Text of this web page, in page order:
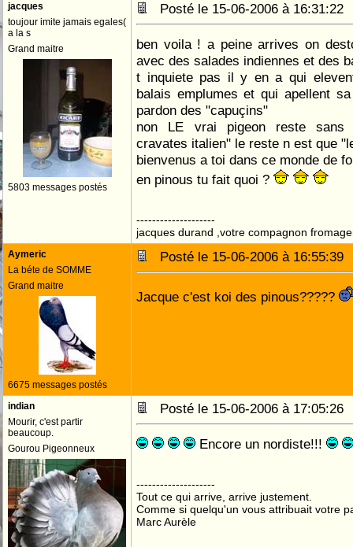
jacques
toujour imite jamais egales(
a la s
Grand maitre
5803 messages postés
Posté le 15-06-2006 à
ben voila ! a peine arrives on
avec des salades indiennes et des
t inquiete pas il y en a qui
balais emplumes et qui apellent
pardon des "capuçins"
non LE vrai pigeon reste sans
cravates italien" le reste n est que
bienvenus a toi dans ce monde de
en pinous tu fait quoi ?
--------------------
jacques durand ,votre compagnon
Aymeric
La béte de SOMME
Grand maitre
6675 messages postés
Posté le 15-06-2006 à
Jacque c'est koi des pinous?????
indian
Mourir, c'est partir
beaucoup.
Gourou Pigeonneux
Posté le 15-06-2006 à
Encore un nordiste!!!
--------------------
Tout ce qui arrive, arrive justement.
Comme si quelqu'un vous attribuait votre
Marc Aurèle